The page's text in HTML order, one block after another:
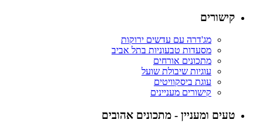
קישורים
מג'דרה עם עדשים ירוקות
מסעדות טבעוניות בתל אביב
מתכונים אורחים
עוגיות שיבולת שועל
עוגת ביסקוויטים
קישורים מעניינים
טעים ומעניין - מתכונים אהובים